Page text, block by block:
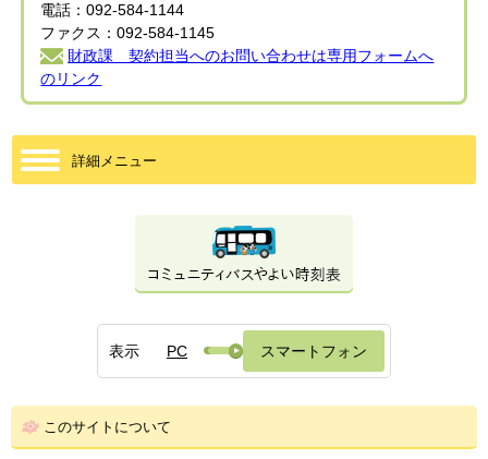
電話：092-584-1144
ファクス：092-584-1145
財政課 契約担当へのお問い合わせは専用フォームへ
のリンク
詳細メニュー
表示 PC スマートフォン
このサイトについて